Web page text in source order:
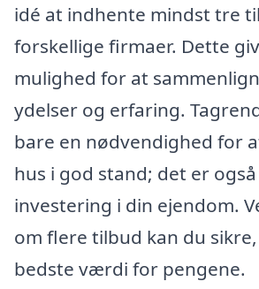
idé at indhente mindst tre
forskellige firmaer. Dette
mulighed for at
ydelser og erfaring.
bare en nødvendighed for
hus i god stand; det er
investering i din ejendom.
om flere tilbud kan du
bedste værdi for pengene.